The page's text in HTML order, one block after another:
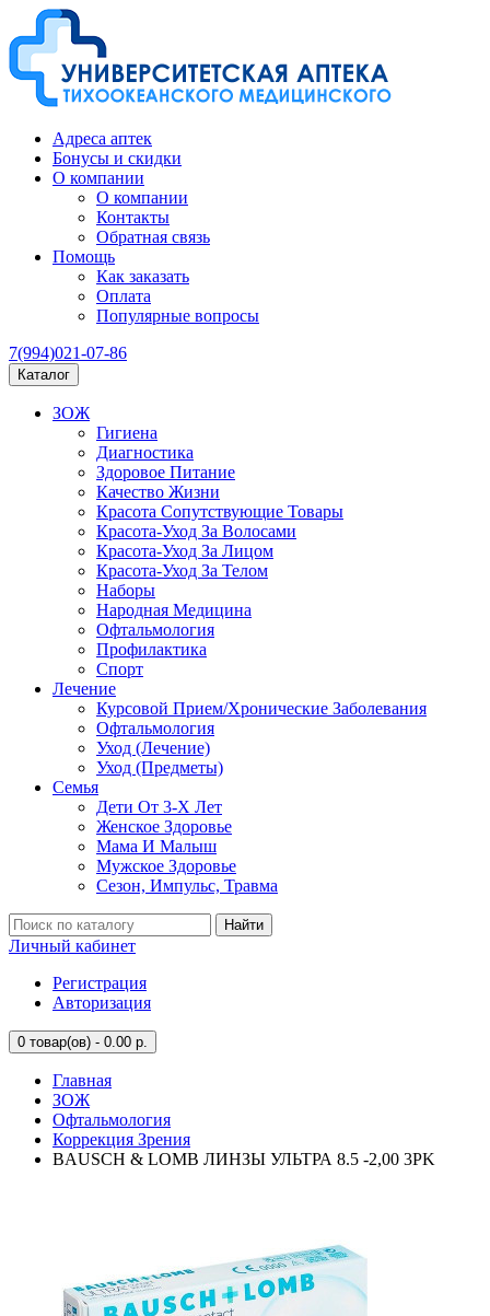
Адреса аптек
Бонусы и скидки
О компании
О компании
Контакты
Обратная связь
Помощь
Как заказать
Оплата
Популярные вопросы
7(994)021-07-86
Каталог
ЗОЖ
Гигиена
Диагностика
Здоровое Питание
Качество Жизни
Красота Сопутствующие Товары
Красота-Уход За Волосами
Красота-Уход За Лицом
Красота-Уход За Телом
Наборы
Народная Медицина
Офтальмология
Профилактика
Спорт
Лечение
Курсовой Прием/Хронические Заболевания
Офтальмология
Уход (Лечение)
Уход (Предметы)
Семья
Дети От 3-Х Лет
Женское Здоровье
Мама И Малыш
Мужское Здоровье
Сезон, Импульс, Травма
Найти
Личный кабинет
Регистрация
Авторизация
0 товар(ов) - 0.00 р.
Главная
ЗОЖ
Офтальмология
Коррекция Зрения
BAUSCH & LOMB ЛИНЗЫ УЛЬТРА 8.5 -2,00 3PK